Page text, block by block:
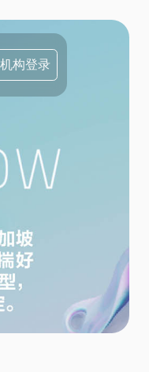
机构登录